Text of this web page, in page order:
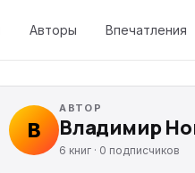
Авторы Впечатления
В
АВТОР
Владимир
6 книг · 0 подписчиков